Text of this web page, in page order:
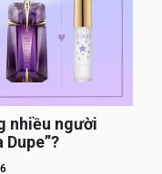
nhiều người